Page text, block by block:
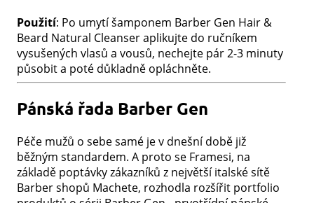
Použití: Po umytí šamponem Barber Gen Hair &
Beard Natural Cleanser aplikujte do ručníkem
vysušených vlasů a vousů, nechejte pár 2-3 minuty
působit a poté důkladně opláchněte.
Pánská řada Barber Gen
Péče mužů o sebe samé je v dnešní době již
běžným standardem. A proto se Framesi, na
základě poptávky zákazníků z největší italské sítě
Barber shopů Machete, rozhodla rozšířit portfolio